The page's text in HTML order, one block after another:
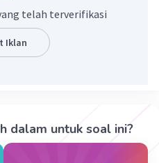
Balas
telah terverifikasi
Iklan
dalam untuk soal ini?